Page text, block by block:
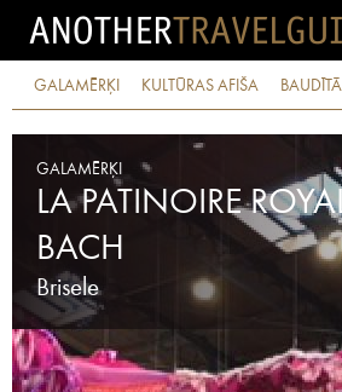
GALAMĒRĶI KULTŪRAS AFIŠA
GALAMĒRĶI
LA PATINOIRE
BACH
Brisele